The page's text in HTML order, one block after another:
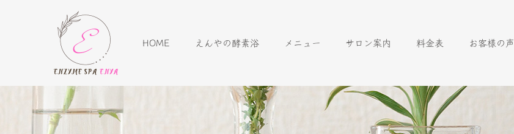
HOME えんやの酵素浴 メニュー サロン案内 料金表 お客様の声